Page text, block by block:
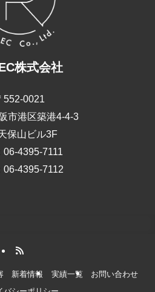
株式会社
552-0021
市港区築港4-4-3
保山ビル3F
06-4395-7111
06-4395-7112
新着情報 実績一覧
お問い合わせ